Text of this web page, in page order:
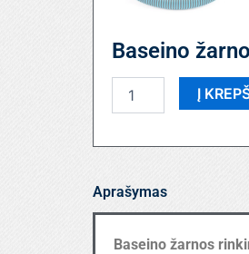
Baseino
kiekis:
HOSE
Į
Aprašymas
Baseino žarnos